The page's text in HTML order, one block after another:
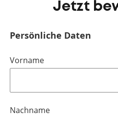
Jetzt
Persönliche Daten
Vorname
Nachname